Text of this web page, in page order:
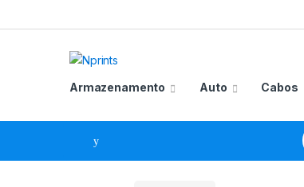
para
para
Armazenamento
Auto Cabos